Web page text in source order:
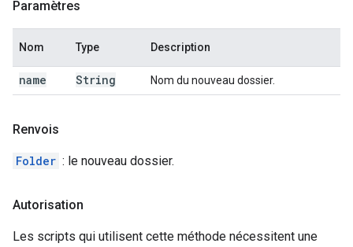
Paramètres
Nom Type Description
name String Nom du nouveau dossier.
Renvois
Folder : le nouveau dossier.
Autorisation
Les scripts qui utilisent cette méthode nécessitent une